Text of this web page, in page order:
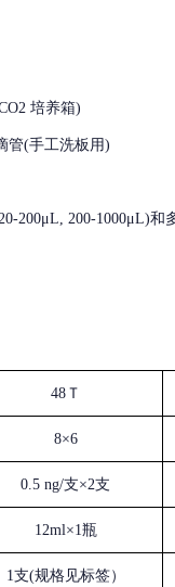
培养箱)
管(手工洗板用)
200μL, 200-1000μL)和
48Ｔ
8×6
0.5 ng/支×2支
12ml×1瓶
1支(规格见标签）